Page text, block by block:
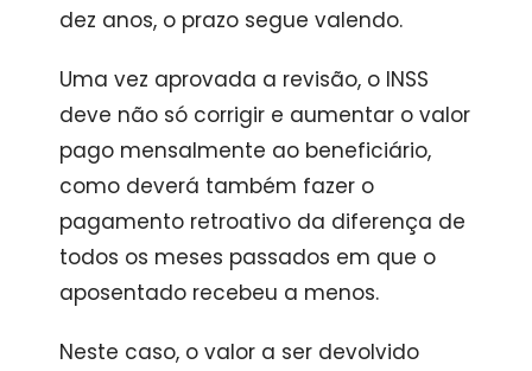
dez anos, o prazo segue valendo.
Uma vez aprovada a revisão, o INSS
deve não só corrigir e aumentar o valor
pago mensalmente ao beneficiário,
como deverá também fazer o
pagamento retroativo da diferença de
todos os meses passados em que o
aposentado recebeu a menos.
Neste caso, o valor a ser devolvido